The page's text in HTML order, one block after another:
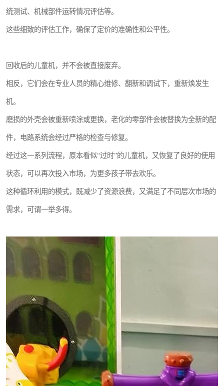
统测试、机械部件运转情况评估等。
这些细致的评估工作，确保了定价的准确性和公平性。
回收后的儿童机，并不会被直接废弃。
相反，它们会在专业人员的精心维修、翻新和调试下，重新焕发生
机。
磨损的外壳会被重新喷涂或更换，老化的零部件会被替换为全新的配
件，电路系统会经过严格的检查与修复。
经过这一系列流程，原本看似“过时”的儿童机，又恢复了良好的使用
状态，可以再次投入市场，为更多孩子带去欢乐。
这种循环利用的模式，既减少了资源浪费，又满足了不同层次市场的
需求，可谓一举多得。